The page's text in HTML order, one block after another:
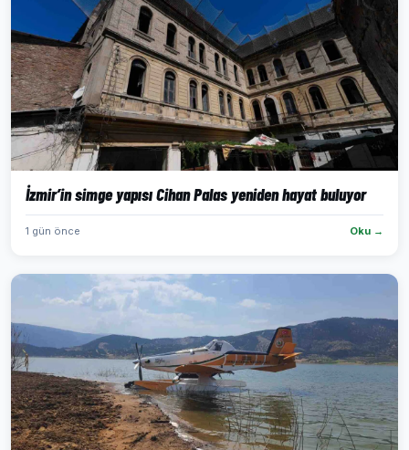
İzmir’in simge yapısı Cihan Palas yeniden hayat buluyor
1 gün önce Oku →